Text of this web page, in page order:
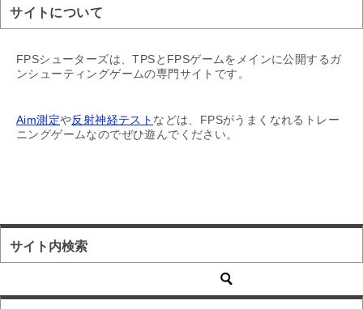
サイトについて
FPSシューターズは、TPSとFPSゲームをメインに公開するガ
ンシューティングゲームの専門サイトです。
Aim測定や反射神経テスト などは、FPSがうまくなれるトレー
ニングゲームなのでぜひ遊んでください。
サイト内検索